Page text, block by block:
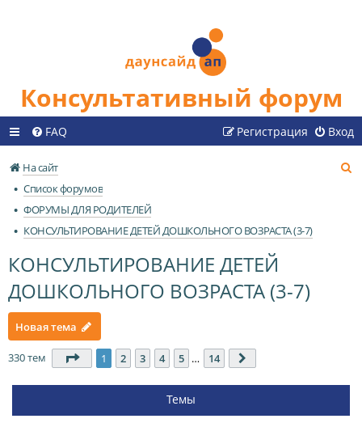
Консультативный форум
FAQ Вход
Регистрация
На сайт
Список форумов
ФОРУМЫ ДЛЯ РОДИТЕЛЕЙ
КОНСУЛЬТИРОВАНИЕ ДЕТЕЙ ДОШКОЛЬНОГО ВОЗРАСТА (3-7)
КОНСУЛЬТИРОВАНИЕ ДЕТЕЙ
ДОШКОЛЬНОГО ВОЗРАСТА (3-7)
Новая тема
330 тем Страница 1из 14
1 2 3 4 5 … 14
Темы